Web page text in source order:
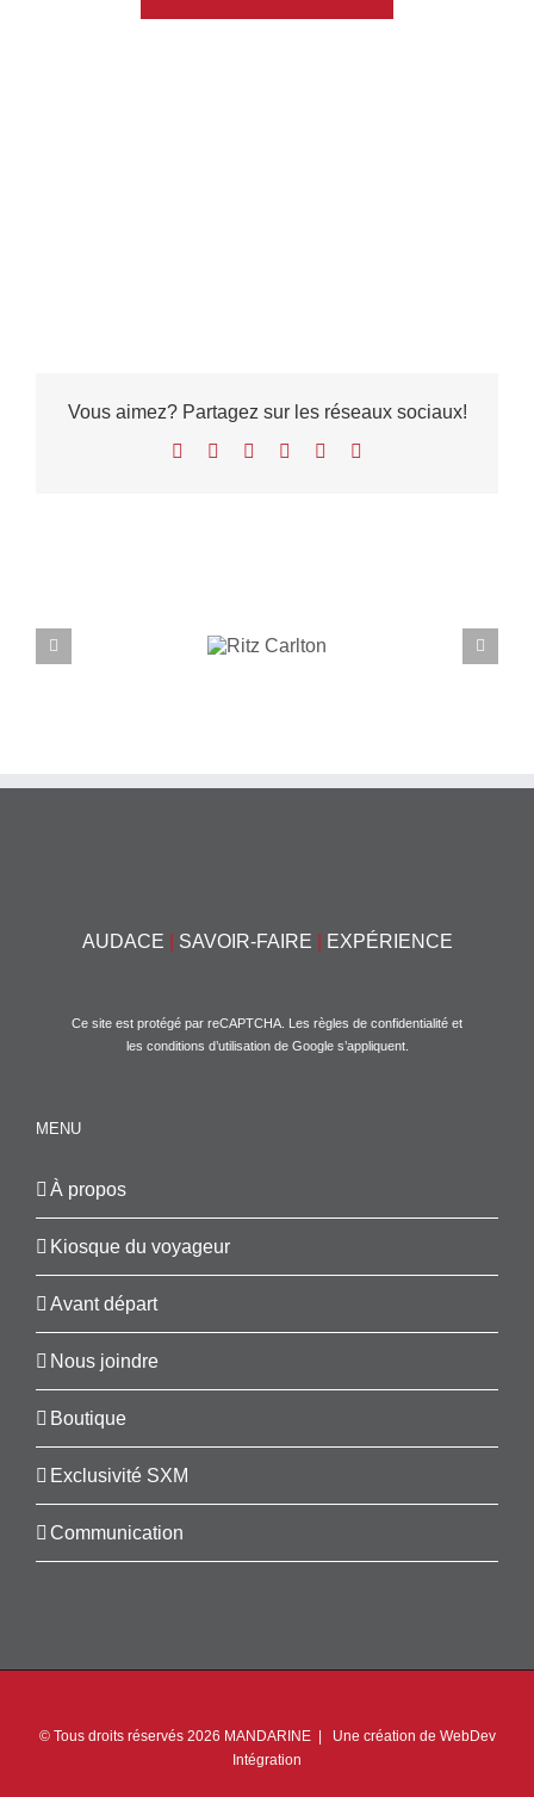
Vous aimez? Partagez sur les réseaux sociaux!
Facebook LinkedInWhatsApp
Pinterest
AUDACE SAVOIR-FAIRE EXPÉRIENCE
Ce site est protégé par reCAPTCHA. Les règles de confidentialité et
les conditions d’utilisationde Google s’appliquent.
MENU
À propos
Kiosque du voyageur
Avant départ
Nous joindre
Boutique
Exclusivité SXM
Communication
© Tous droits réservés 2026 MANDARINE | Une création de WebDev
Intégration